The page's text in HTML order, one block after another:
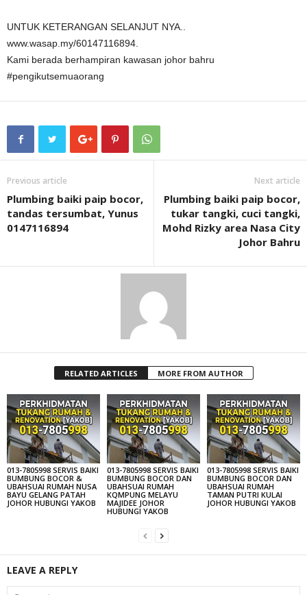
UNTUK KETERANGAN SELANJUT NYA..
www.wasap.my/60147116894.
Kami berada berhampiran kawasan johor bahru
#pengikutsemuaorang
Previous article
Plumbing baiki paip bocor,
tandas tersumbat, Yunus
0147116894
Next article
Plumbing baiki paip bocor,
tukar tangki, cuci tangki,
Mohd Rizky area Nasa City
Johor Bahru
RELATED ARTICLES MORE FROM AUTHOR
013-7805998 SERVIS BAIKI
BUMBUNG BOCOR &
UBAHSUAI RUMAH NUSA
BAYU GELANG PATAH
JOHOR HUBUNGI YAKOB
013-7805998 SERVIS BAIKI
BUMBUNG BOCOR DAN
UBAHSUAI RUMAH
KQMPUNG MELAYU
MAJIDEE JOHOR
HUBUNGI YAKOB
013-7805998 SERVIS BAIKI
BUMBUNG BOCOR DAN
UBAHSUAI RUMAH
TAMAN PUTRI KULAI
JOHOR HUBUNGI YAKOB
LEAVE A REPLY